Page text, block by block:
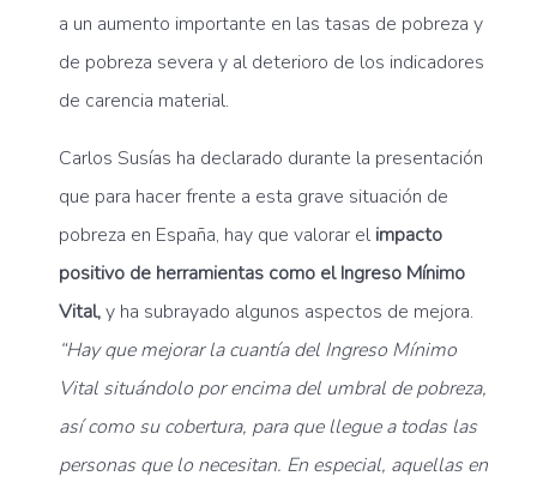
a un aumento importante en las tasas de pobreza y
de pobreza severa y al deterioro de los indicadores
de carencia material.
Carlos Susías ha declarado durante la presentación
que para hacer frente a esta grave situación de
pobreza en España, hay que valorar el impacto
positivo de herramientas como el Ingreso Mínimo
Vital,y ha subrayado algunos aspectos de mejora.
“Hay que mejorar la cuantía del Ingreso Mínimo
Vital situándolo por encima del umbral de pobreza,
así como su cobertura, para que llegue a todas las
personas que lo necesitan. En especial, aquellas en